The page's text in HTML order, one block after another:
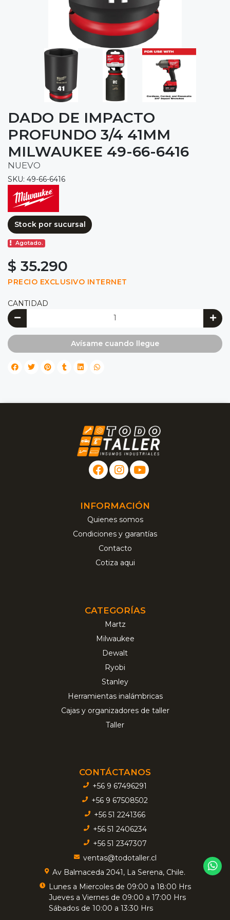
DADO DE IMPACTO
PROFUNDO 3/4 41MM
MILWAUKEE 49-66-6416
NUEVO
SKU: 49-66-6416
Stock por sucursal
Agotado.
$ 35.290
PRECIO EXCLUSIVO INTERNET
CANTIDAD
Avísame cuando llegue
INFORMACIÓN
Quienes somos
Condiciones y garantías
Contacto
Cotiza aqui
CATEGORÍAS
Martz
Milwaukee
Dewalt
Ryobi
Stanley
Herramientas inalámbricas
Cajas y organizadores de taller
Taller
CONTÁCTANOS
+56 9 67496291
+56 9 67508502
+56 51 2241366
+56 51 2406234
+56 51 2347307
ventas@todotaller.cl
Av Balmaceda 2041, La Serena, Chile.
Lunes a Miercoles de 09:00 a 18:00 Hrs
Jueves a Viernes de 09:00 a 17:00 Hrs
Sábados de 10:00 a 13:30 Hrs